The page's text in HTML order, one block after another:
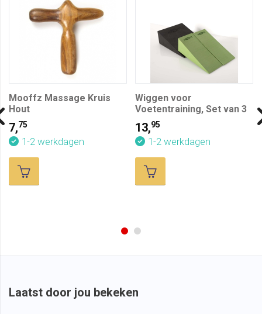
Mooffz Massage Kruis
Hout
7,75
1-2 werkdagen
Wiggen voor
Voetentraining, Set van 3
13,95
1-2 werkdagen
Laatst door jou bekeken